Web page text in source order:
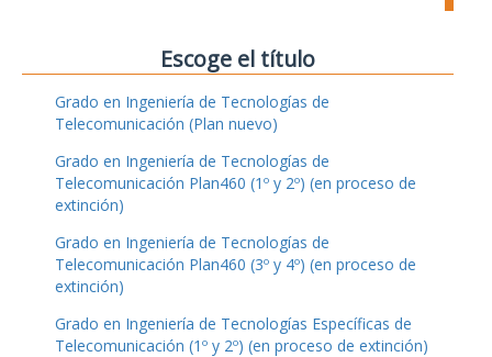
Escoge el título
Grado en Ingeniería de Tecnologías de
Telecomunicación (Plan nuevo)
Grado en Ingeniería de Tecnologías de
Telecomunicación Plan460 (1º y 2º) (en proceso de
extinción)
Grado en Ingeniería de Tecnologías de
Telecomunicación Plan460 (3º y 4º) (en proceso de
extinción)
Grado en Ingeniería de Tecnologías Específicas de
Telecomunicación (1º y 2º) (en proceso de extinción)